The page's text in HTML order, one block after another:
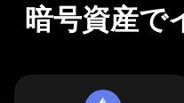
暗号資産で